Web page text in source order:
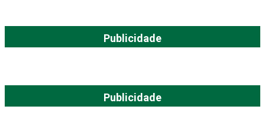
Publicidade
Publicidade